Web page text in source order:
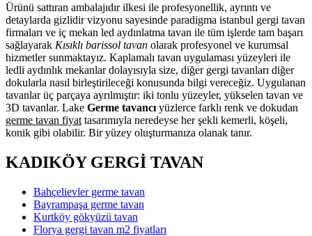
Ürünü sattıran ambalajıdır ilkesi ile profesyonellik, ayrıntı ve
detaylarda gizlidir vizyonu sayesinde paradigma istanbul gergi tavan
firmaları ve iç mekan led aydınlatma tavan ile tüm işlerde tam başarı
sağlayarak Kısıklı barissol tavan olarak profesyonel ve kurumsal
hizmetler sunmaktayız. Kaplamalı tavan uygulaması yüzeyleri ile
ledli aydınlık mekanlar dolayısıyla size, diğer gergi tavanları diğer
dokularla nasıl birleştirileceği konusunda bilgi vereceğiz. Uygulanan
tavanlar üç parçaya ayrılmıştır: iki tonlu yüzeyler, yükselen tavan ve
3D tavanlar. Lake Germe tavancı yüzlerce farklı renk ve dokudan
germe tavan fiyat tasarımıyla neredeyse her şekli kemerli, köşeli,
konik gibi olabilir. Bir yüzey oluşturmanıza olanak tanır.
KADIKÖY GERGİ TAVAN
Bahçelievler germe tavan
Bayrampaşa germe tavan
Kurtköy gökyüzü tavan
Florya gergi tavan m2 fiyatları